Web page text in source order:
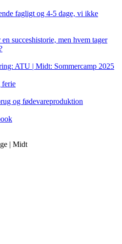
fagligt og 4-5 dage, vi ikke
succeshistorie, men hvem tager
ATU | Midt: Sommercamp 2025
ferie
og fødevareproduktion
| Midt